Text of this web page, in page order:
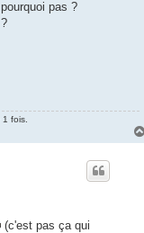
pas ?
fois.
(c'est pas ça qui